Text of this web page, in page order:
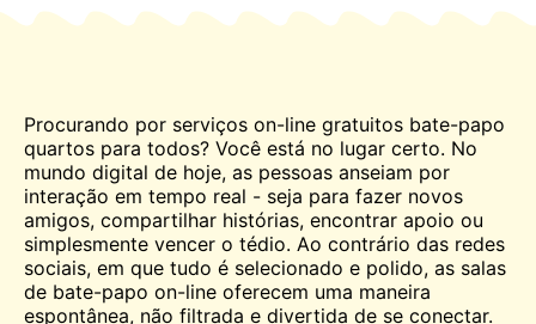
Procurando por serviços on-line gratuitos bate-papo
quartos para todos? Você está no lugar certo. No
mundo digital de hoje, as pessoas anseiam por
interação em tempo real - seja para fazer novos
amigos, compartilhar histórias, encontrar apoio ou
simplesmente vencer o tédio. Ao contrário das redes
sociais, em que tudo é selecionado e polido, as salas
de bate-papo on-line oferecem uma maneira
espontânea, não filtrada e divertida de se conectar.